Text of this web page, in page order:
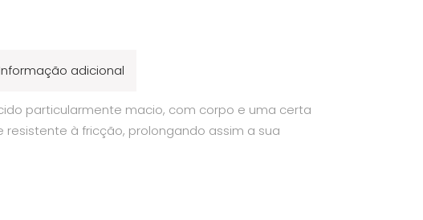
adicional
particularmente macio, com corpo e uma certa
resistente à fricção, prolongando assim a sua